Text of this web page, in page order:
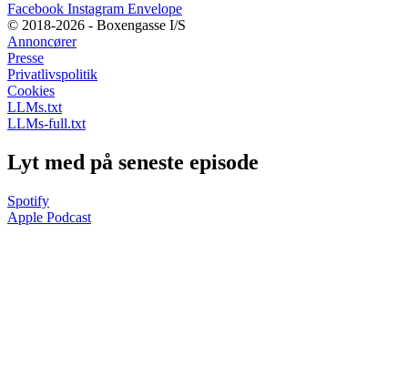
Facebook Instagram Envelope
© 2018-2026 - Boxengasse I/S
Annoncører
Presse
Privatlivspolitik
Cookies
LLMs.txt
LLMs-full.txt
Lyt med på seneste episode
Spotify
Apple Podcast